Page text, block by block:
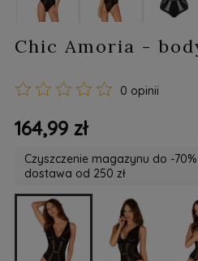
Chic Amoria -
0 opinii
164,99 zł
Czyszczenie magazynu do -
dostawa od 250 zł